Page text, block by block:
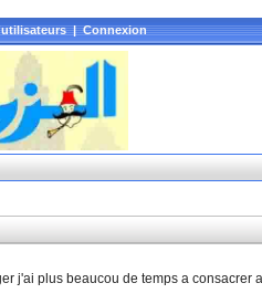
|Connexion
j'ai plus beaucou de temps a consacrer